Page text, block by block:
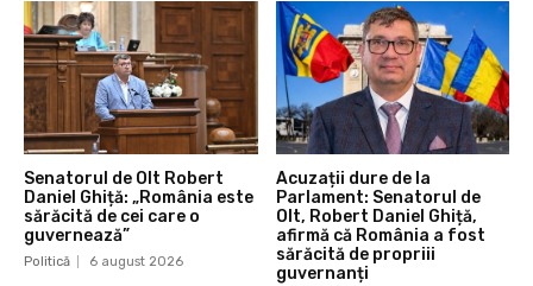
Senatorul de Olt Robert
Daniel Ghiță: „România este
sărăcită de cei care o
guvernează”
Politică 6 august 2026
Acuzații dure de la
Parlament: Senatorul de
Olt, Robert Daniel Ghiță,
afirmă că România a fost
sărăcită de propriii
guvernanți